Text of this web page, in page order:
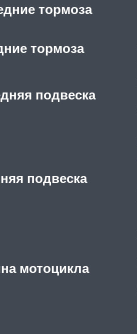
тормоза
тормоза
подвеска
подвеска
мотоцикла